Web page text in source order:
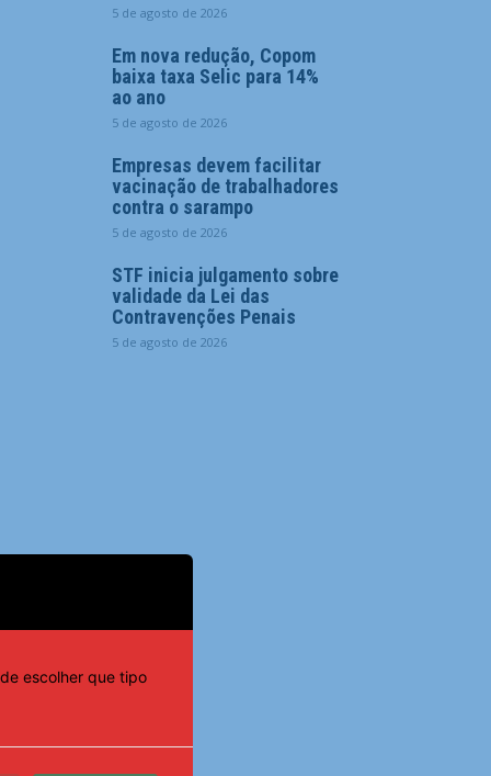
5 de agosto de 2026
Em nova redução, Copom
baixa taxa Selic para 14%
ao ano
5 de agosto de 2026
Empresas devem facilitar
vacinação de trabalhadores
contra o sarampo
5 de agosto de 2026
STF inicia julgamento sobre
validade da Lei das
Contravenções Penais
5 de agosto de 2026
escolher que tipo